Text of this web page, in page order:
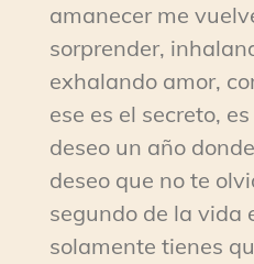
amanecer me
sorprender,
exhalando amor,
ese es el secreto,
deseo un año
deseo que no te
segundo de la vida
solamente tienes